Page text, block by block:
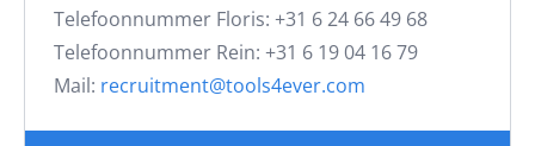
Telefoonnummer Floris: +31 6 24 66 49 68
Telefoonnummer Rein: +31 6 19 04 16 79
Mail: recruitment@tools4ever.com